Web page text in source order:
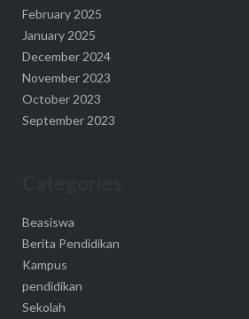
February 2025
January 2025
December 2024
November 2023
October 2023
September 2023
Beasiswa
Berita Pendidikan
Kampus
pendidikan
Sekolah